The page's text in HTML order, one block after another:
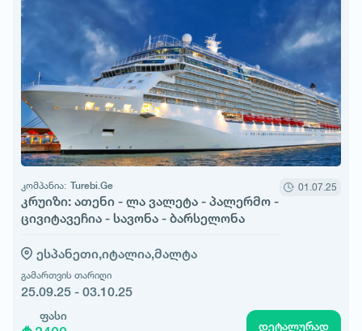
კომპანია: Turebi.Ge
კრუიზი: ათენი - ლა ვალეტა - პალერმო -
ცივიტავეჩია - სავონა - ბარსელონა
01.07.25
ესპანეთი,იტალია,მალტა
გამართვის თარიღი
25.09.25 - 03.10.25
ფასი
დეტალურად